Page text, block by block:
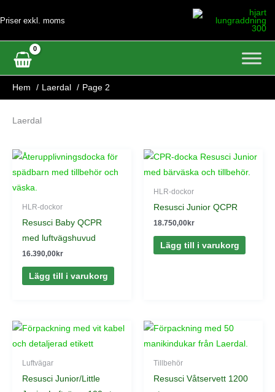
till
Priser exkl. moms
Hem Laerdal Page 2
Laerdal
HLR-dockor
Resusci Baby QCPR
med luftvägshuvud
16.390,00kr
Lägg till i varukorg
HLR-dockor
Resusci Junior QCPR
18.750,00kr
Lägg till i varukorg
Luftvägar
Resusci Junior/Little
Tillbehör
Resusci Våtservett 1200